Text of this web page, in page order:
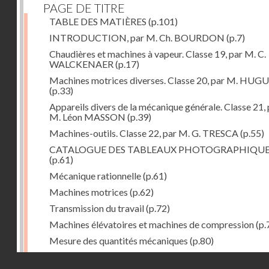
PAGE DE TITRE
TABLE DES MATIÈRES (p.101)
INTRODUCTION, par M. Ch. BOURDON (p.7)
Chaudières et machines à vapeur. Classe 19, par M. C.
WALCKENAER (p.17)
Machines motrices diverses. Classe 20, par M.
(p.33)
Appareils divers de la mécanique générale. Classe 21,
M. Léon MASSON (p.39)
Machines-outils. Classe 22, par M. G. TRESCA (p.55)
CATALOGUE DES TABLEAUX
(p.61)
Mécanique rationnelle(p.61)
Machines motrices (p.62)
Transmission du travail(p.72)
Machines élévatoires et machines de compression
Mesure des quantités mécaniques (p.80)